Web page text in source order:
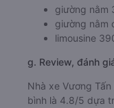
giường nằm
giường nằm
limousine
g. Review, đánh
Nhà xe Vương
bình là 4.8/5 dựa